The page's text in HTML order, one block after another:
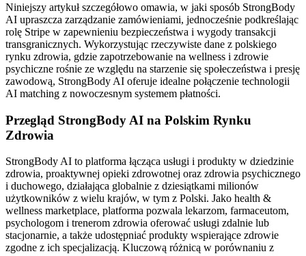
Niniejszy artykuł szczegółowo omawia, w jaki sposób StrongBody
AI upraszcza zarządzanie zamówieniami, jednocześnie podkreślając
rolę Stripe w zapewnieniu bezpieczeństwa i wygody transakcji
transgranicznych. Wykorzystując rzeczywiste dane z polskiego
rynku zdrowia, gdzie zapotrzebowanie na wellness i zdrowie
psychiczne rośnie ze względu na starzenie się społeczeństwa i presję
zawodową, StrongBody AI oferuje idealne połączenie technologii
AI matching z nowoczesnym systemem płatności.
Przegląd StrongBody AI na Polskim Rynku
Zdrowia
StrongBody AI to platforma łącząca usługi i produkty w dziedzinie
zdrowia, proaktywnej opieki zdrowotnej oraz zdrowia psychicznego
i duchowego, działająca globalnie z dziesiątkami milionów
użytkowników z wielu krajów, w tym z Polski. Jako health &
wellness marketplace, platforma pozwala lekarzom, farmaceutom,
psychologom i trenerom zdrowia oferować usługi zdalnie lub
stacjonarnie, a także udostępniać produkty wspierające zdrowie
zgodne z ich specjalizacją. Kluczową różnicą w porównaniu z